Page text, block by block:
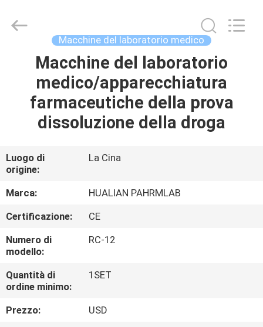
CASA
PRODOTTI
NOI
GIRO
DELLA
FABBRICA
CONTROLLO
DI
QUALITÀ
Yiming
Machinery
Macchine del laboratorio medico
Macchine del laboratorio
medico/apparecchiatura
farmaceutiche della prova
dissoluzione della droga
Luogo di
origine:
La Cina
Marca:
HUALIAN PAHRMLAB
Certificazione:
CE
Numero di
modello:
RC-12
Quantità di
ordine minimo:
1SET
Prezzo:
USD